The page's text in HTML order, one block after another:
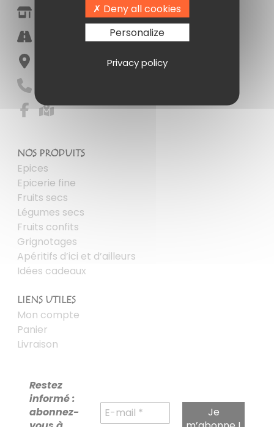
Epicerie Fine Amandine Poitiers
Halle Marché Notre Dame
NOS PRODUITS
Epices
Epicerie fine
Fruits secs
Légumes secs
Fruits confits
Grignotages
Apéritifs d’ici et d’ailleurs
Idées cadeaux
LIENS UTILES
Mon compte
Panier
Livraison
Restez
informé :
abonnez-
Deny all cookies
Personalize
Privacy policy